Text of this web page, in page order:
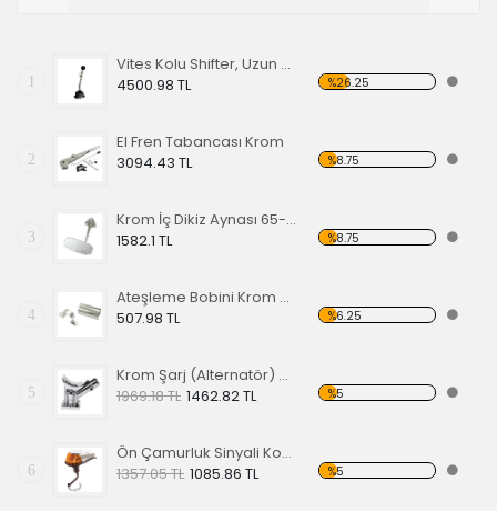
1
Vites Kolu Shifter, Uzun Tip, (Tetikli Model)
4500.98 TL
%26.25
2
El Fren Tabancası Krom
3094.43 TL
%8.75
3
Krom İç Dikiz Aynası 65-67
1582.1 TL
%8.75
4
Ateşleme Bobini Krom Kaplaması
507.98 TL
%6.25
5
Krom Şarj (Alternatör) Dinamo Ayağı
1969.18 TL 1462.82 TL %5
6
Ön Çamurluk Sinyali Komple 65> 1300-1302-1303
1357.05 TL 1085.86 TL %5